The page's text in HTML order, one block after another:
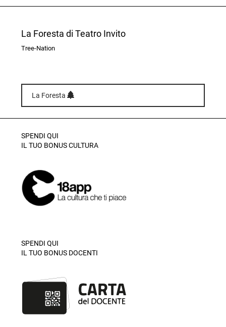
La Foresta di Teatro Invito
Tree-Nation
La Foresta
SPENDI QUI
IL TUO BONUS CULTURA
SPENDI QUI
IL TUO BONUS DOCENTI